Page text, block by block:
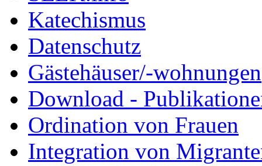
Katechismus
Datenschutz
Gästehäuser/-wohnungen
Download -
Ordination von Frauen
Integration von